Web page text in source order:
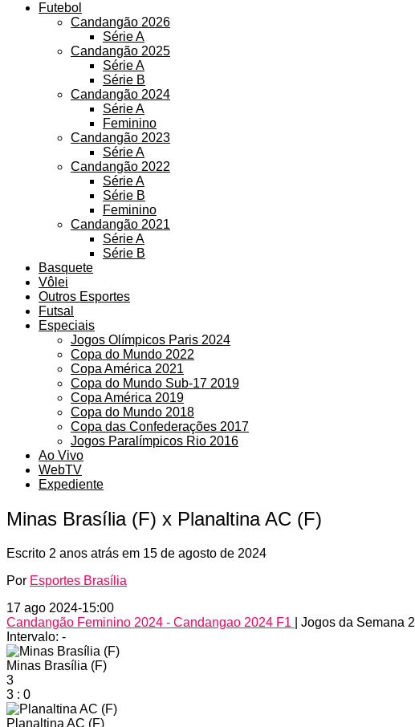
Futebol
Candangão 2026
Série A
Candangão 2025
Série A
Série B
Candangão 2024
Série A
Feminino
Candangão 2023
Série A
Candangão 2022
Série A
Série B
Feminino
Candangão 2021
Série A
Série B
Basquete
Vôlei
Outros Esportes
Futsal
Especiais
Jogos Olímpicos Paris 2024
Copa do Mundo 2022
Copa América 2021
Copa do Mundo Sub-17 2019
Copa América 2019
Copa do Mundo 2018
Copa das Confederações 2017
Jogos Paralímpicos Rio 2016
Ao Vivo
WebTV
Expediente
Minas Brasília (F) x Planaltina AC (F)
Escrito 2 anos atrás em 15 de agosto de 2024
Por Esportes Brasília
17 ago 2024-15:00
Candangão Feminino 2024 - Candangao 2024 F1
| Jogos da Semana 2
Intervalo: -
Minas Brasília (F)
3
3 : 0
Planaltina AC (F)